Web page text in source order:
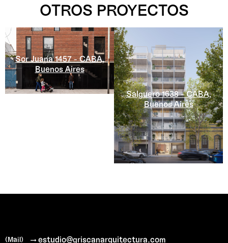
OTROS PROYECTOS
Sor Juana 1457 - CABA,
Buenos Aires
Salguero 1638 - CABA,
Buenos Aires
(Mail) → estudio@griscanarquitectura.com